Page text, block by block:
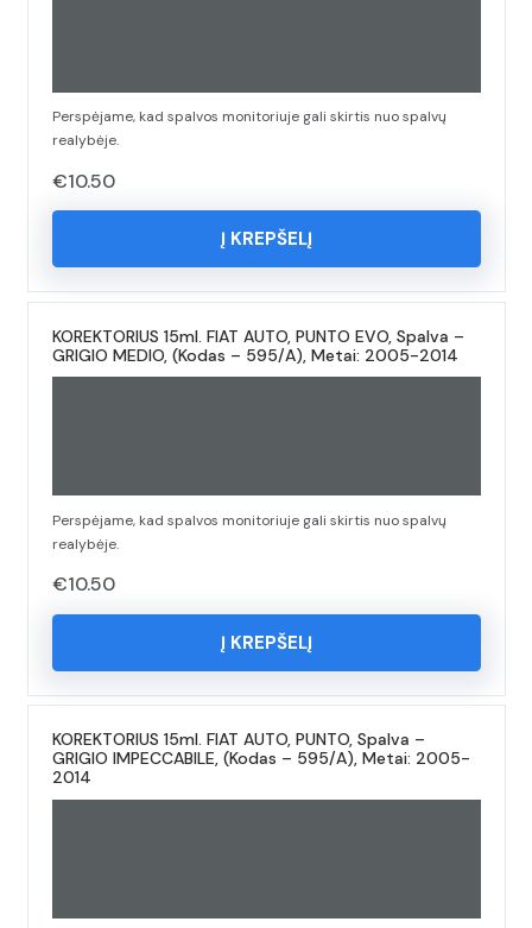
Perspėjame, kad spalvos monitoriuje gali skirtis nuo spalvų
realybėje.
€10.50
Į KREPŠELĮ
KOREKTORIUS 15ml. FIAT AUTO, PUNTO EVO, Spalva –
GRIGIO MEDIO, (Kodas – 595/A), Metai: 2005-2014
Perspėjame, kad spalvos monitoriuje gali skirtis nuo spalvų
realybėje.
€10.50
Į KREPŠELĮ
KOREKTORIUS 15ml. FIAT AUTO, PUNTO, Spalva –
GRIGIO IMPECCABILE, (Kodas – 595/A), Metai: 2005-
2014